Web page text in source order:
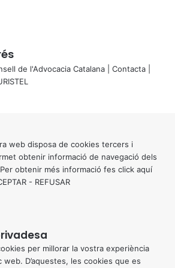
de l'Advocacia Catalana | Contacta
web disposa de cookies tercers i
obtenir informació de navegació dels
obtenir més informació fes click aquí
- REFUSAR
per millorar la vostra experiència
D’aquestes, les cookies que es